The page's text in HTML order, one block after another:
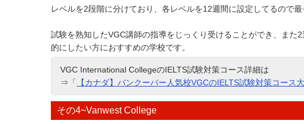
レベルを2段階に分けており、各レベルを12週間に設定してるので
試験を熟知したVGC講師の指導をじっくり受けることができ、また
的にしたい方におすすめの学校です。
VGC International CollegeのIELTS試験対策コース詳細は
⇒「
【カナダ】バンクーバー人気校VGCのIELTS試験対策コース
その4~Vanwest College